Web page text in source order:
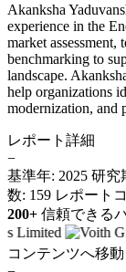
Akanksha
experience in the
market
benchmarking to
landscape.
help organizations
modernization, and
レポート詳細
−
基準年: 2025 研究
数: 159 レポート
200+ 信頼できる
コンテンツへ移動